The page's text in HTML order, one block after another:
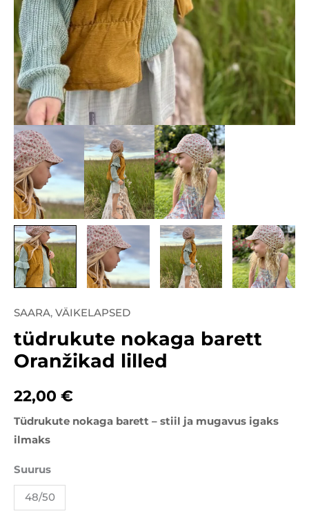
SAARA, VÄIKELAPSED
tüdrukute nokaga barett
Oranžikad lilled
22,00 €
Tüdrukute nokaga barett – stiil ja mugavus igaks
ilmaks
Suurus
48/50
tüdrukute
nokaga
barett
lilled